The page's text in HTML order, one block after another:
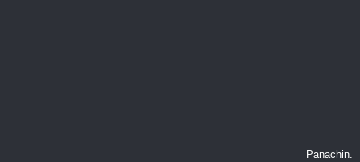
Panachin.